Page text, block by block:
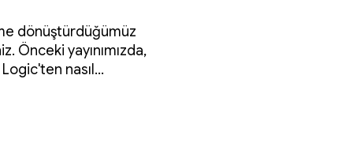
dönüştürdüğümüz
Önceki yayınımızda,
nasıl